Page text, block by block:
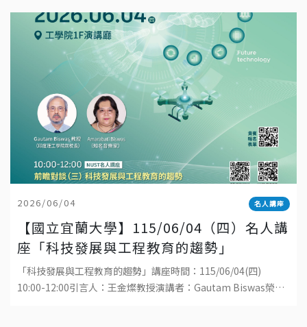
2026/06/04 名人講座
【國立宜蘭大學】115/06/04（四）名人講
座「科技發展與工程教育的趨勢」
「科技發展與工程教育的趨勢」講座時間：115/06/04(四)
10:00-12:00引言人：王金燦教授演講者：Gautam Biswas榮譽